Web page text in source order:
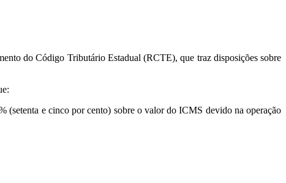
do Código Tributário Estadual (RCTE), que traz disposições sobre
(setenta e cinco por cento) sobre o valor do ICMS devido na operação